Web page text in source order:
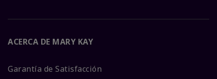
ACERCA DE MARY KAY
Garantía de Satisfacción